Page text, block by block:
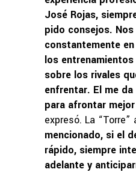
José Rojas,
pido consejos.
constantemente
los
sobre los rivales
enfrentar. El me
para afrontar
expresó. La “Torre”
mencionado, si el
rápido, siempre
adelante y